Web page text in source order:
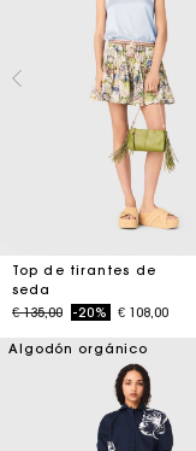
Top de tirantes de
seda
Price reduced from
€ 135,00to-20% € 108,00
Algodón orgánico